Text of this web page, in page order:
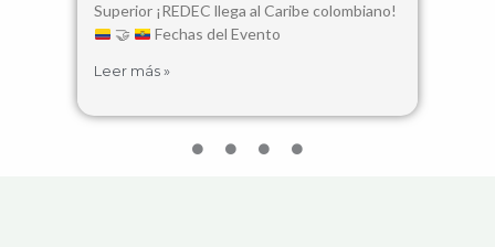
Superior ¡REDEC llega al Caribe colombiano!
🤝
Fechas del Evento
Leer más »